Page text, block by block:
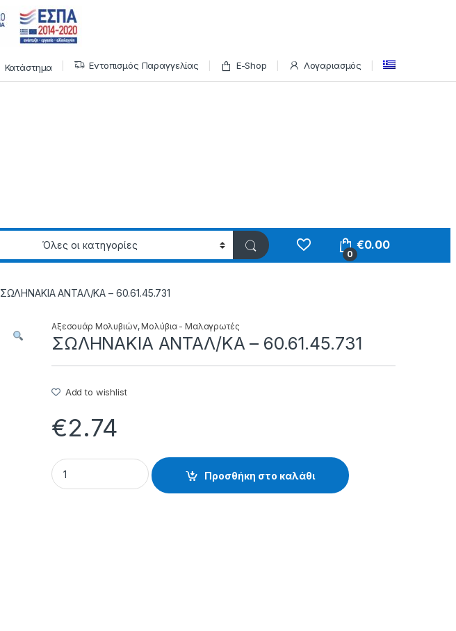
Κατάστημα Εντοπισμός Παραγγελίας E-Shop Λογαριασμός
0
€0.00
ΣΩΛΗΝΑΚΙΑ ΑΝΤΑΛ/ΚΑ – 60.61.45.731
Αξεσουάρ Μολυβιών,Μολύβια - Μαλαγρωτές
ΣΩΛΗΝΑΚΙΑ ΑΝΤΑΛ/ΚΑ – 60.61.45.731
Add to wishlist
€2.74
ΣΩΛΗΝΑΚΙΑ ΑΝΤΑΛ/ΚΑ - 60.61.45.731 quantity
Προσθήκη στο καλάθι